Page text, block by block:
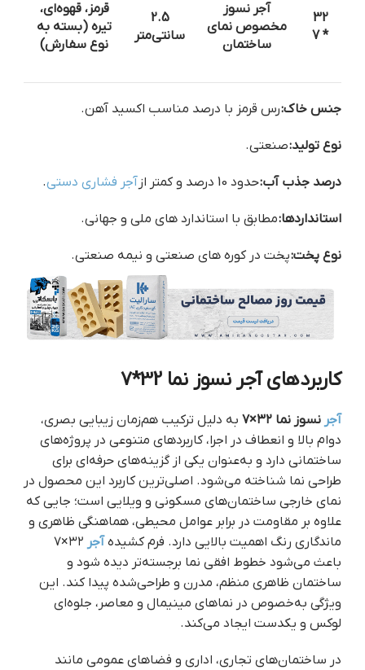
32
* 7
آجر نسوز
مخصوص نمای
ساختمان
2.5
سانتی‌متر
قرمز، قهوه‌ای،
تیره (بسته به
نوع سفارش)
جنس خاک:رس قرمز با درصد مناسب اکسید آهن.
نوع تولید:صنعتی.
درصد جذب آب:حدود 10 درصد و کمتر از آجر فشاری دستی.
استانداردها:مطابق با استاندارد های ملی و جهانی.
نوع پخت:پخت در کوره های صنعتی و نیمه صنعتی.
کاربردهای آجر نسوز نما 32*7
آجر نسوز نما ۳۲×۷
به دلیل ترکیب هم‌زمان زیبایی بصری،
دوام بالا و انعطاف در اجرا، کاربردهای متنوعی در پروژه‌های
ساختمانی دارد و به‌عنوان یکی از گزینه‌های حرفه‌ای برای
طراحی نما شناخته می‌شود. اصلی‌ترین کاربرد این محصول در
نمای خارجی ساختمان‌های مسکونی و ویلایی است؛ جایی که
علاوه بر مقاومت در برابر عوامل محیطی، هماهنگی ظاهری و
ماندگاری رنگ اهمیت بالایی دارد. فرم کشیده آجر
۳۲×۷
باعث می‌شود خطوط افقی نما برجسته‌تر دیده شود و
ساختمان ظاهری منظم، مدرن و طراحی‌شده پیدا کند. این
ویژگی به‌خصوص در نماهای مینیمال و معاصر، جلوه‌ای
لوکس و یکدست ایجاد می‌کند.
در ساختمان‌های تجاری، اداری و فضاهای عمومی مانند